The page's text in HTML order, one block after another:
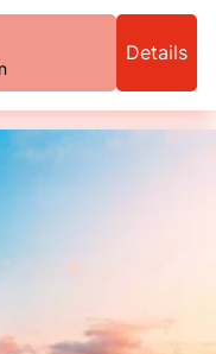
Details